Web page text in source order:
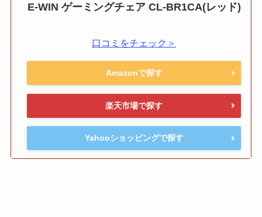
E-WIN ゲーミングチェア CL-BR1CA(レッド)
口コミをチェック＞
Amazonで探す
楽天市場で探す
Yahooショッピングで探す